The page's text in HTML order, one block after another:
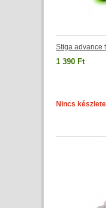
Stiga advance
1 390 Ft
Nincs